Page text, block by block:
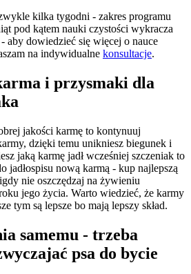
kilka tygodni - zakres programu
pod kątem nauki czystości wykracza
aby dowiedzieć się więcej o nauce
na indywidualne konsultacje.
i przysmaki dla
jakości karmę to kontynuuj
dzięki temu unikniesz biegunek i
jaką karmę jadł wcześniej szczeniak to
jadłospisu nową karmą - kup najlepszą
nie oszczędzaj na żywieniu
jego życia. Warto wiedzieć, że karmy
tym są lepsze bo mają lepszy skład.
samemu - trzeba
psa do bycie